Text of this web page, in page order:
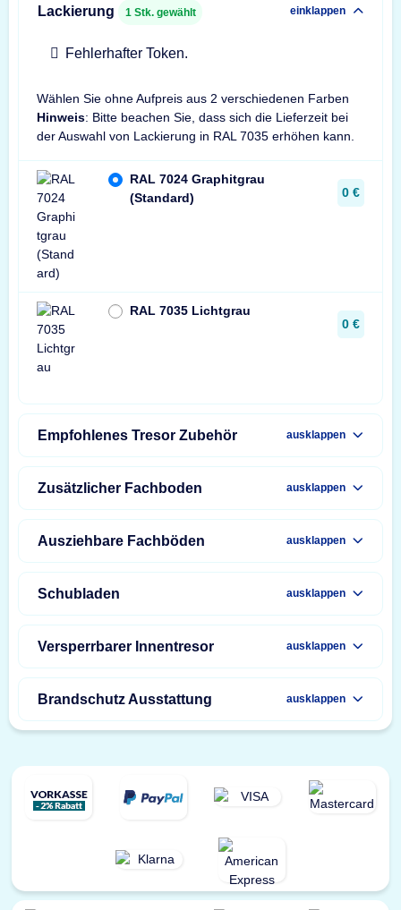
Lackierung 1 Stk. gewählt einklappen
Fehlerhafter Token.
Wählen Sie ohne Aufpreis aus 2 verschiedenen Farben
Hinweis: Bitte beachen Sie, dass sich die Lieferzeit bei
der Auswahl von Lackierung in RAL 7035 erhöhen kann.
RAL 7024 Graphitgrau
(Standard)
0 €
RAL 7035 Lichtgrau
0 €
Empfohlenes Tresor Zubehör ausklappen
Zusätzlicher Fachboden ausklappen
Ausziehbare Fachböden ausklappen
Schubladen ausklappen
Versperrbarer Innentresor ausklappen
Brandschutz Ausstattung ausklappen